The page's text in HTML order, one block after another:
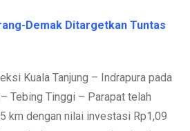
Demak Ditargetkan Tuntas
Kuala Tanjung – Indrapura pada
– Tebing Tinggi – Parapat telah
km dengan nilai investasi Rp1,09